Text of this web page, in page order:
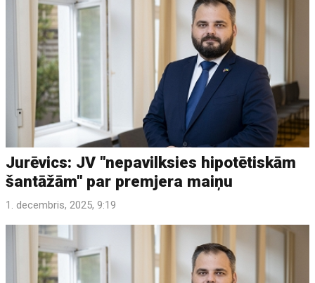
Jurēvics: JV "nepavilksies hipotētiskām
šantāžām" par premjera maiņu
1. decembris, 2025, 9:19